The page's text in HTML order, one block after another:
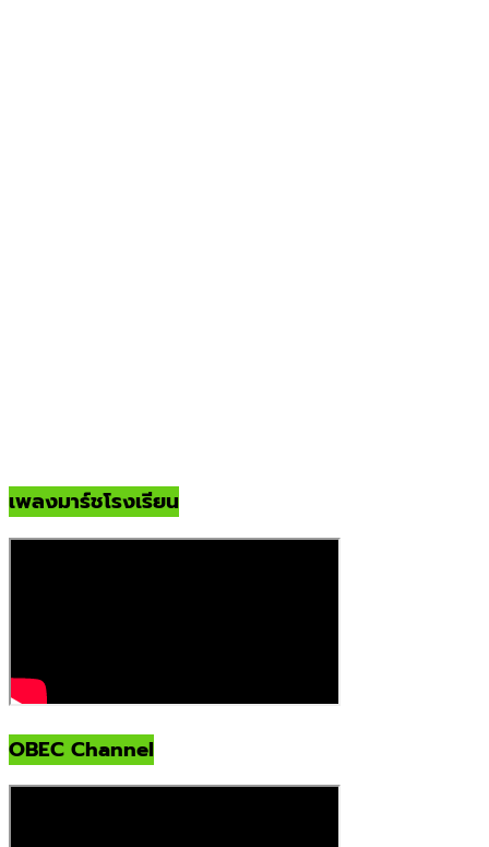
เพลงมาร์ชโรงเรียน
OBEC Channel